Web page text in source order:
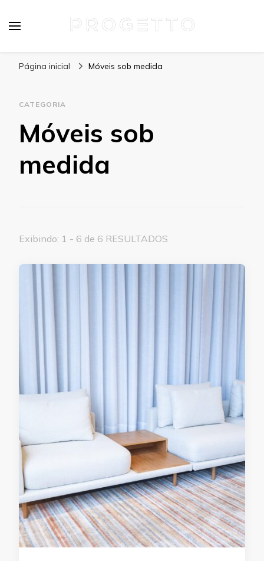
Página inicial Móveis sob medida
CATEGORIA
Móveis sob
medida
Exibindo: 1 - 6 de 6 RESULTADOS